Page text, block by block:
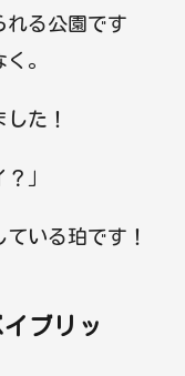
れる公園です
。
た！
」
いる珀です！
ブリッ